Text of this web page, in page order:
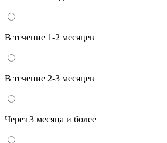
В течение 1-2 месяцев
В течение 2-3 месяцев
Через 3 месяца и более